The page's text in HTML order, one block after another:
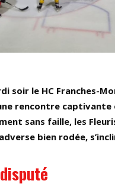
soir le HC Franches-
rencontre
sans faille, les
bien rodée,